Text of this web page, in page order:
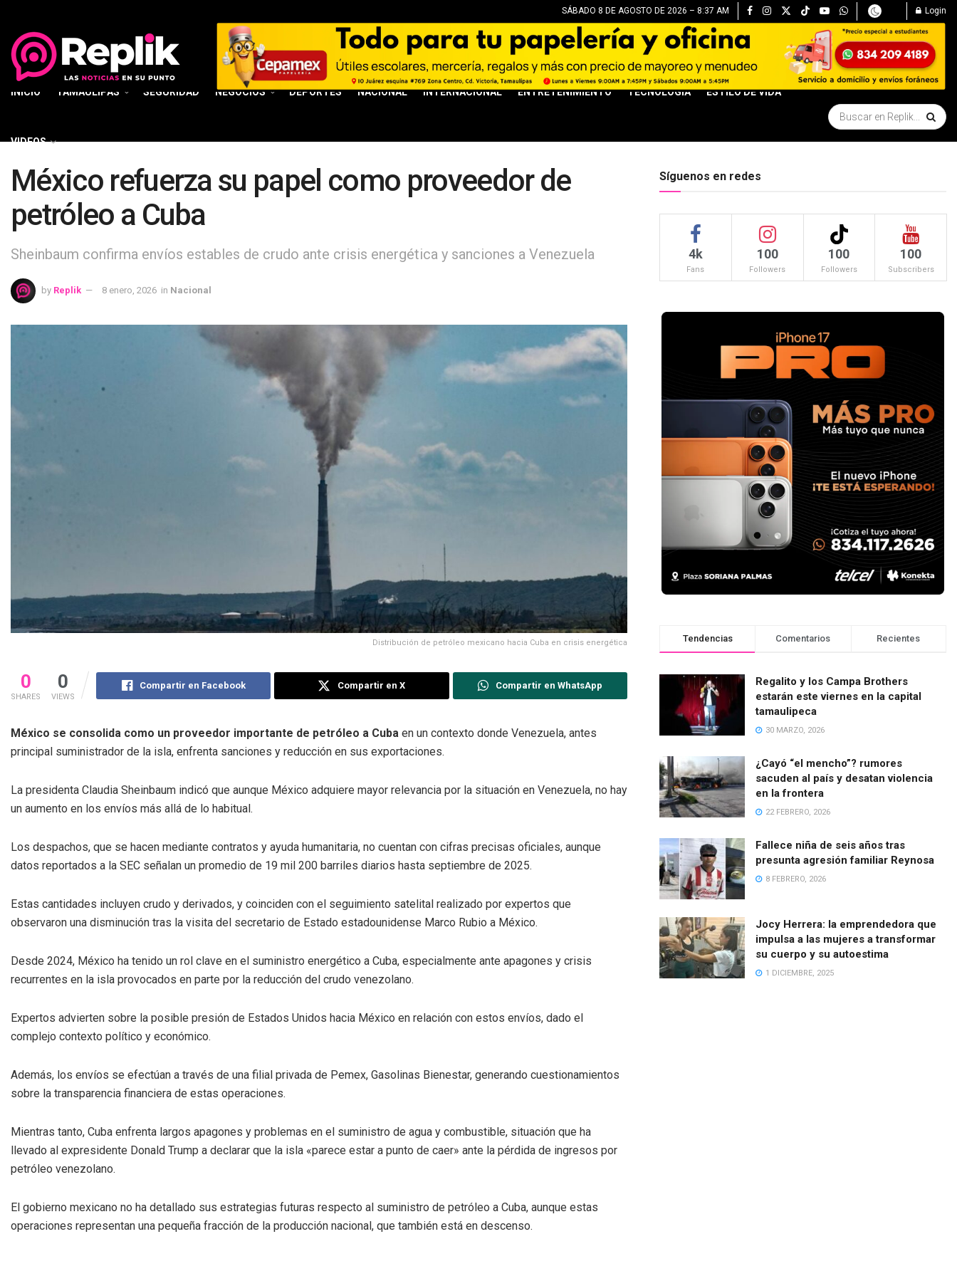
SÁBADO 8 DE AGOSTO DE 2026 – 8:37 AM Login
INICIO TAMAULIPAS SEGURIDAD NEGOCIOS DEPORTES NACIONAL INTERNACIONAL ENTRETENIMIENTO TECNOLOGÍA ESTILO DE VIDA
VIDEOS
México refuerza su papel como proveedor de
petróleo a Cuba
Sheinbaum confirma envíos estables de crudo ante crisis energética y sanciones a Venezuela
by Replik 8 enero, 2026 in Nacional
Distribución de petróleo mexicano hacia Cuba en crisis energética
0
SHARES
0
VIEWS
Compartir en Facebook Compartir en X Compartir en WhatsApp
México se consolida como un proveedor importante de petróleo a Cuba en un contexto donde Venezuela, antes
principal suministrador de la isla, enfrenta sanciones y reducción en sus exportaciones.
La presidenta Claudia Sheinbaum indicó que aunque México adquiere mayor relevancia por la situación en Venezuela, no hay
un aumento en los envíos más allá de lo habitual.
Los despachos, que se hacen mediante contratos y ayuda humanitaria, no cuentan con cifras precisas oficiales, aunque
datos reportados a la SEC señalan un promedio de 19 mil 200 barriles diarios hasta septiembre de 2025.
Estas cantidades incluyen crudo y derivados, y coinciden con el seguimiento satelital realizado por expertos que
observaron una disminución tras la visita del secretario de Estado estadounidense Marco Rubio a México.
Desde 2024, México ha tenido un rol clave en el suministro energético a Cuba, especialmente ante apagones y crisis
recurrentes en la isla provocados en parte por la reducción del crudo venezolano.
Expertos advierten sobre la posible presión de Estados Unidos hacia México en relación con estos envíos, dado el
complejo contexto político y económico.
Además, los envíos se efectúan a través de una filial privada de Pemex, Gasolinas Bienestar, generando cuestionamientos
sobre la transparencia financiera de estas operaciones.
Mientras tanto, Cuba enfrenta largos apagones y problemas en el suministro de agua y combustible, situación que ha
llevado al expresidente Donald Trump a declarar que la isla «parece estar a punto de caer» ante la pérdida de ingresos por
petróleo venezolano.
El gobierno mexicano no ha detallado sus estrategias futuras respecto al suministro de petróleo a Cuba, aunque estas
operaciones representan una pequeña fracción de la producción nacional, que también está en descenso.
Síguenos en redes
4k
Fans
100
Followers
100
Followers
100
Subscribers
Tendencias Comentarios Recientes
Regalito y los Campa Brothers
estarán este viernes en la capital
tamaulipeca
30 MARZO, 2026
¿Cayó “el mencho”? rumores
sacuden al país y desatan violencia
en la frontera
22 FEBRERO, 2026
Fallece niña de seis años tras
presunta agresión familiar Reynosa
8 FEBRERO, 2026
Jocy Herrera: la emprendedora que
impulsa a las mujeres a transformar
su cuerpo y su autoestima
1 DICIEMBRE, 2025